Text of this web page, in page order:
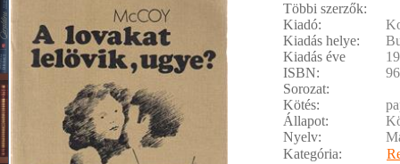
Többi szerzők:
Kiadó:
Kiadás helye:
Kiadás éve
ISBN:
Sorozat:
Kötés:
Állapot:
Nyelv:
Kategória: